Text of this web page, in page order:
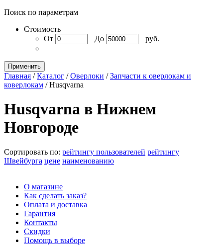
Поиск по параметрам
Стоимость
От
До руб.
Применить
Главная /Каталог /Оверлоки /Запчасти к оверлокам и
коверлокам /Husqvarna
Husqvarna в Нижнем
Новгороде
Сортировать по: рейтингу пользователей рейтингу
Швейбурга цене наименованию
О магазине
Как сделать заказ?
Оплата и доставка
Гарантия
Контакты
Скидки
Помощь в выборе